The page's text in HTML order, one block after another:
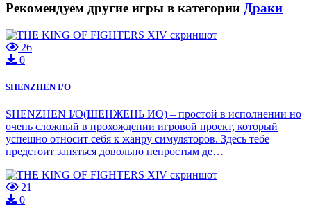
Рекомендуем другие игры в категории Драки
26
0
SHENZHEN I/O
SHENZHEN I/O(ШЕНЖЕНЬ ИО) – простой в исполнении но
очень сложный в прохождении игровой проект, который
успешно относит себя к жанру симуляторов. Здесь тебе
предстоит заняться довольно непростым де…
21
0